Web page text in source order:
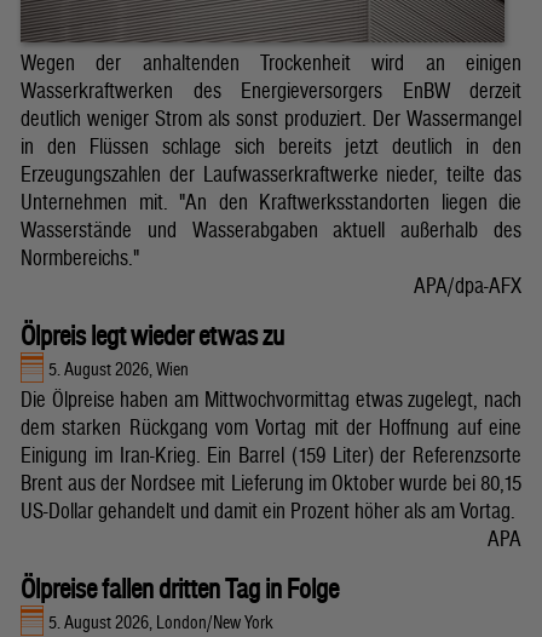
Wegen der anhaltenden Trockenheit wird an einigen
Wasserkraftwerken des Energieversorgers EnBW derzeit
deutlich weniger Strom als sonst produziert. Der Wassermangel
in den Flüssen schlage sich bereits jetzt deutlich in den
Erzeugungszahlen der Laufwasserkraftwerke nieder, teilte das
Unternehmen mit. "An den Kraftwerksstandorten liegen die
Wasserstände und Wasserabgaben aktuell außerhalb des
Normbereichs."
APA/dpa-AFX
Ölpreis legt wieder etwas zu
5. August 2026, Wien
Die Ölpreise haben am Mittwochvormittag etwas zugelegt, nach
dem starken Rückgang vom Vortag mit der Hoffnung auf eine
Einigung im Iran-Krieg. Ein Barrel (159 Liter) der Referenzsorte
Brent aus der Nordsee mit Lieferung im Oktober wurde bei 80,15
US-Dollar gehandelt und damit ein Prozent höher als am Vortag.
APA
Ölpreise fallen dritten Tag in Folge
5. August 2026, London/New York